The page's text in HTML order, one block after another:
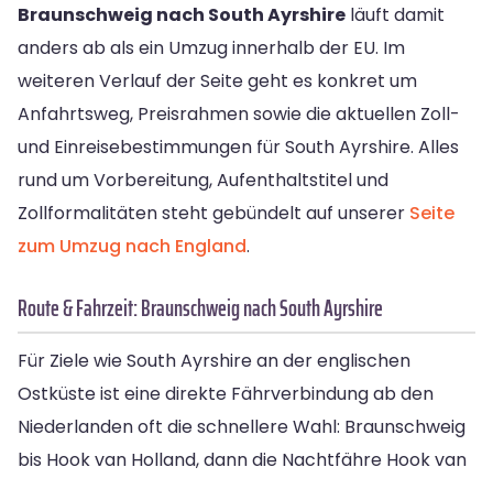
Braunschweig nach South Ayrshire läuft damit
anders ab als ein Umzug innerhalb der EU. Im
weiteren Verlauf der Seite geht es konkret um
Anfahrtsweg, Preisrahmen sowie die aktuellen Zoll-
und Einreisebestimmungen für South Ayrshire. Alles
rund um Vorbereitung, Aufenthaltstitel und
Zollformalitäten steht gebündelt auf unserer Seite
zum Umzug nach England.
Route & Fahrzeit: Braunschweig nach South Ayrshire
Für Ziele wie South Ayrshire an der englischen
Ostküste ist eine direkte Fährverbindung ab den
Niederlanden oft die schnellere Wahl: Braunschweig
bis Hook van Holland, dann die Nachtfähre Hook van